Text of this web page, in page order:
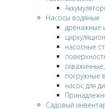
Насосы водяные
дренажные
насосные
погружные
насос для
Садовый